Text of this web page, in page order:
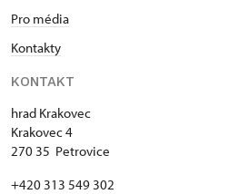
Pro média
Kontakty
KONTAKT
hrad Krakovec
Krakovec 4
270 35 Petrovice
+420 313 549 302